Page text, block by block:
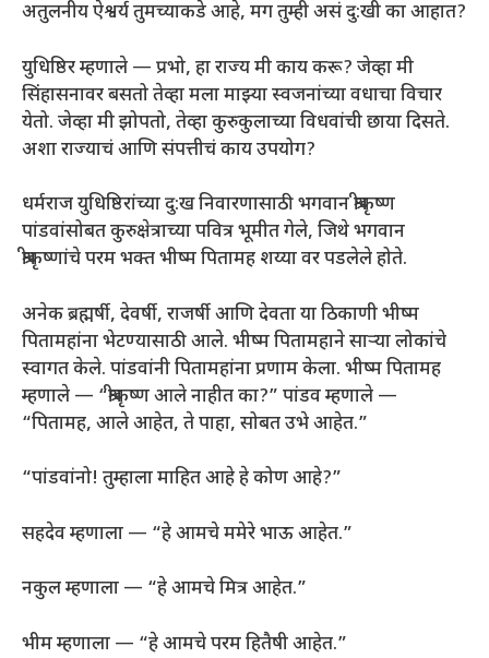
अतुलनीय ऐश्वर्य तुमच्याकडे आहे, मग तुम्ही असं दु:खी का आहात?
युधिष्ठिर म्हणाले — प्रभो, हा राज्य मी काय करू? जेव्हा मी
सिंहासनावर बसतो तेव्हा मला माझ्या स्वजनांच्या वधाचा विचार
येतो. जेव्हा मी झोपतो, तेव्हा कुरुकुलाच्या विधवांची छाया दिसते.
अशा राज्याचं आणि संपत्तीचं काय उपयोग?
धर्मराज युधिष्ठिरांच्या दु:ख निवारणासाठी भगवान श्रीकृष्ण
पांडवांसोबत कुरुक्षेत्राच्या पवित्र भूमीत गेले, जिथे भगवान
श्रीकृष्णांचे परम भक्त भीष्म पितामह शय्या वर पडलेले होते.
अनेक ब्रह्मर्षी, देवर्षी, राजर्षी आणि देवता या ठिकाणी भीष्म
पितामहांना भेटण्यासाठी आले. भीष्म पितामहाने साऱ्या लोकांचे
स्वागत केले. पांडवांनी पितामहांना प्रणाम केला. भीष्म पितामह
म्हणाले — “श्रीकृष्ण आले नाहीत का?” पांडव म्हणाले —
“पितामह, आले आहेत, ते पाहा, सोबत उभे आहेत.”
“पांडवांनो! तुम्हाला माहित आहे हे कोण आहे?”
सहदेव म्हणाला — “हे आमचे ममेरे भाऊ आहेत.”
नकुल म्हणाला — “हे आमचे मित्र आहेत.”
भीम म्हणाला — “हे आमचे परम हितैषी आहेत.”